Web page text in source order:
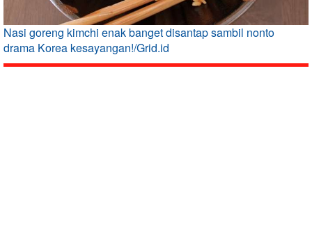
Nasi goreng kimchi enak banget disantap sambil nonto
drama Korea kesayangan!/Grid.id